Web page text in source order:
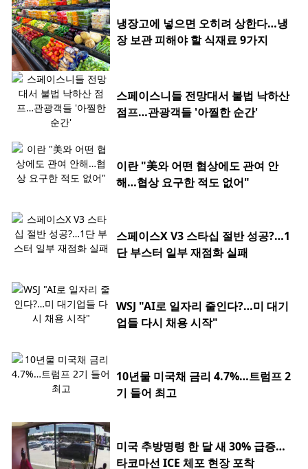
냉장고에 넣으면 오히려 상한다…냉
장 보관 피해야 할 식재료 9가지
스페이스니들 전망대서 불법 낙하산
점프…관광객들 '아찔한 순간'
이란 "美와 어떤 협상에도 관여 안
해…협상 요구한 적도 없어"
스페이스X V3 스타십 절반 성공?…1
단 부스터 일부 재점화 실패
WSJ "AI로 일자리 줄인다?…미 대기
업들 다시 채용 시작"
10년물 미국채 금리 4.7%…트럼프 2
기 들어 최고
미국 추방명령 한 달 새 30% 급증…
타코마선 ICE 체포 현장 포착